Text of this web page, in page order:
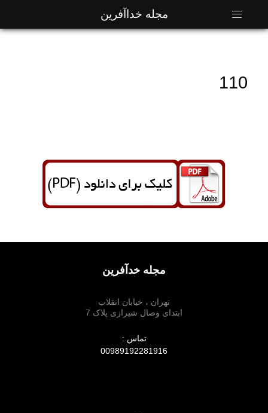
مجله خداآفرین
110
مجله خدآفرین
تهران ، خیابان انقلاب
ابتدای وصال شیرازی پلاک 7
تماس :
00989192281916